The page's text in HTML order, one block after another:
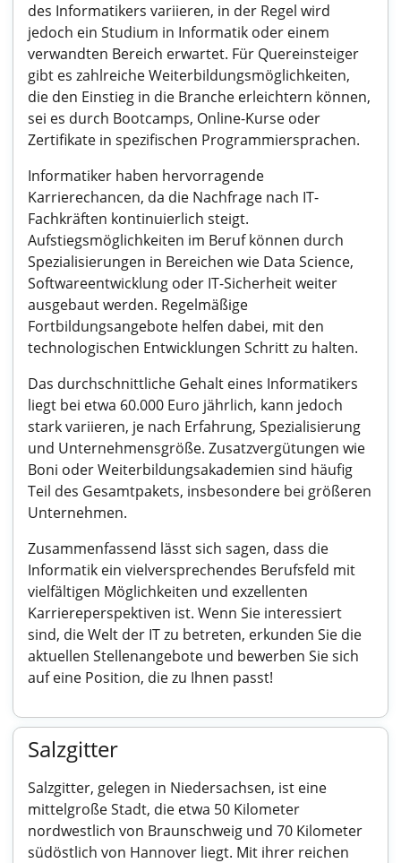
des Informatikers variieren, in der Regel wird
jedoch ein Studium in Informatik oder einem
verwandten Bereich erwartet. Für Quereinsteiger
gibt es zahlreiche Weiterbildungsmöglichkeiten,
die den Einstieg in die Branche erleichtern können,
sei es durch Bootcamps, Online-Kurse oder
Zertifikate in spezifischen Programmiersprachen.
Informatiker haben hervorragende
Karrierechancen, da die Nachfrage nach IT-
Fachkräften kontinuierlich steigt.
Aufstiegsmöglichkeiten im Beruf können durch
Spezialisierungen in Bereichen wie Data Science,
Softwareentwicklung oder IT-Sicherheit weiter
ausgebaut werden. Regelmäßige
Fortbildungsangebote helfen dabei, mit den
technologischen Entwicklungen Schritt zu halten.
Das durchschnittliche Gehalt eines Informatikers
liegt bei etwa 60.000 Euro jährlich, kann jedoch
stark variieren, je nach Erfahrung, Spezialisierung
und Unternehmensgröße. Zusatzvergütungen wie
Boni oder Weiterbildungsakademien sind häufig
Teil des Gesamtpakets, insbesondere bei größeren
Unternehmen.
Zusammenfassend lässt sich sagen, dass die
Informatik ein vielversprechendes Berufsfeld mit
vielfältigen Möglichkeiten und exzellenten
Karriereperspektiven ist. Wenn Sie interessiert
sind, die Welt der IT zu betreten, erkunden Sie die
aktuellen Stellenangebote und bewerben Sie sich
auf eine Position, die zu Ihnen passt!
Salzgitter
Salzgitter, gelegen in Niedersachsen, ist eine
mittelgroße Stadt, die etwa 50 Kilometer
nordwestlich von Braunschweig und 70 Kilometer
südöstlich von Hannover liegt. Mit ihrer reichen